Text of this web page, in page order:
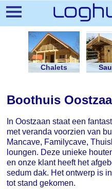
Direkt
zum
Inhalt
Chalets
Boothuis
In Oostzaan staat een
met veranda voorzien van
Mancave, Familycave,
loungen. Deze unieke
en onze klant heeft het
sedum dak. Het ontwerp is
tot stand gekomen.